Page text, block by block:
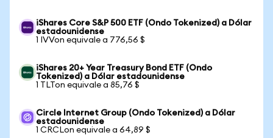
iShares Core S&P 500 ETF (Ondo Tokenized) a Dólar
estadounidense
1 IVVon equivale a 776,56 $
iShares 20+ Year Treasury Bond ETF (Ondo
Tokenized) a Dólar estadounidense
1 TLTon equivale a 85,76 $
Circle Internet Group (Ondo Tokenized) a Dólar
estadounidense
1 CRCLon equivale a 64,89 $